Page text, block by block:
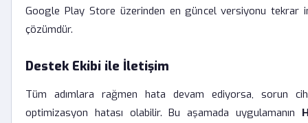
Google Play Store üzerinden en güncel versiyonu tekrar
çözümdür.
Destek Ekibi ile İletişim
Tüm adımlara rağmen hata devam ediyorsa, sorun
optimizasyon hatası olabilir. Bu aşamada uygulamanın